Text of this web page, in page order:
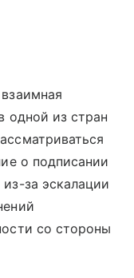
одной из стран
о подписании
за эскалации
со стороны